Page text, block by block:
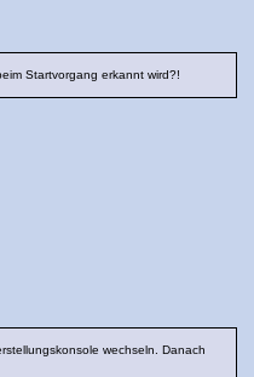
Startvorgang erkannt wird?!
wechseln. Danach